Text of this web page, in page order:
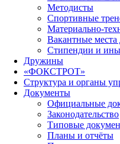
Методисты
Спортивные
Материально-
Вакантные
Стипендии и
Дружины
«ФОКСТРОТ»
Структура и органы
Документы
Официальные
Законодательство
Типовые
Планы и отчёты